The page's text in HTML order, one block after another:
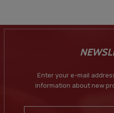
Enter your e-mail
information about new